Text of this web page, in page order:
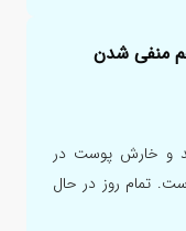
منفی شدن
و خارش پوست در
تمام روز در حال